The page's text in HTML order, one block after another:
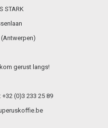
STARK
(Antwerpen)
gerust langs!
(0)3 233 25 89